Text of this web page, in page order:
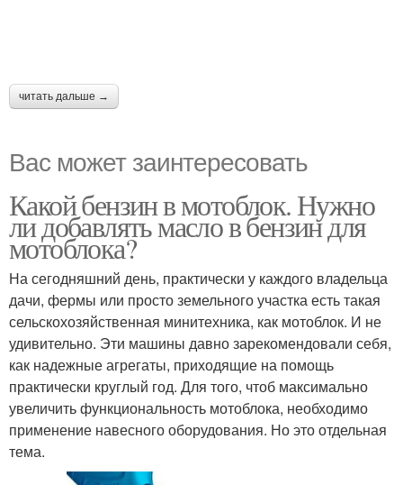
читать дальше →
Вас может заинтересовать
Какой бензин в мотоблок. Нужно
ли добавлять масло в бензин для
мотоблока?
На сегодняшний день, практически у каждого владельца
дачи, фермы или просто земельного участка есть такая
сельскохозяйственная минитехника, как мотоблок. И не
удивительно. Эти машины давно зарекомендовали себя,
как надежные агрегаты, приходящие на помощь
практически круглый год. Для того, чтоб максимально
увеличить функциональность мотоблока, необходимо
применение навесного оборудования. Но это отдельная
тема.